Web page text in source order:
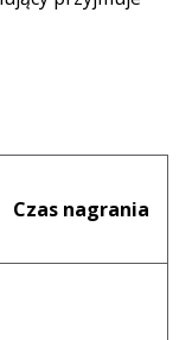
Czas nagrania